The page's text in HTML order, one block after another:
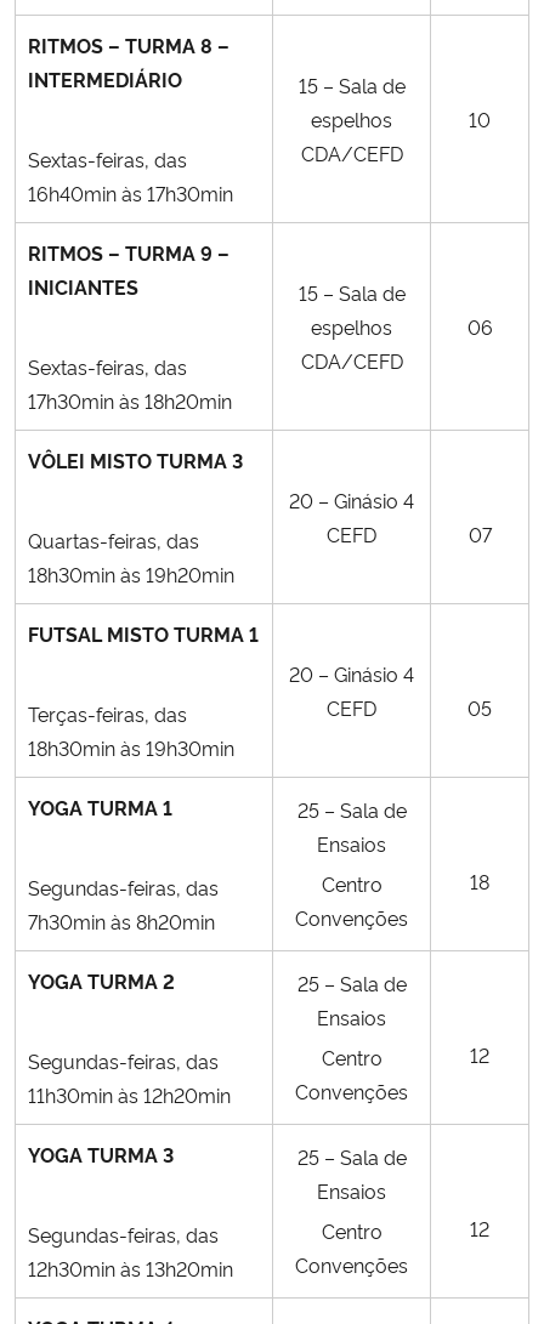
RITMOS – TURMA 8 –
INTERMEDIÁRIO
Sextas-feiras, das
16h40min às 17h30min
15 – Sala de
espelhos
CDA/CEFD
10
RITMOS – TURMA 9 –
INICIANTES
Sextas-feiras, das
17h30min às 18h20min
15 – Sala de
espelhos
CDA/CEFD
06
VÔLEI MISTO TURMA 3
Quartas-feiras, das
18h30min às 19h20min
20 – Ginásio 4
CEFD
07
FUTSAL MISTO TURMA 1
Terças-feiras, das
18h30min às 19h30min
20 – Ginásio 4
CEFD
05
YOGA TURMA 1
Segundas-feiras, das
7h30min às 8h20min
25 – Sala de
Ensaios
Centro
Convenções
18
YOGA TURMA 2
Segundas-feiras, das
11h30min às 12h20min
25 – Sala de
Ensaios
Centro
Convenções
12
YOGA TURMA 3
Segundas-feiras, das
12h30min às 13h20min
25 – Sala de
Ensaios
Centro
Convenções
12